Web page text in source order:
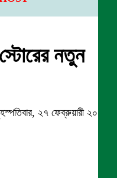
নতুন
২৭ ফেব্রুয়ারী ২০২৫